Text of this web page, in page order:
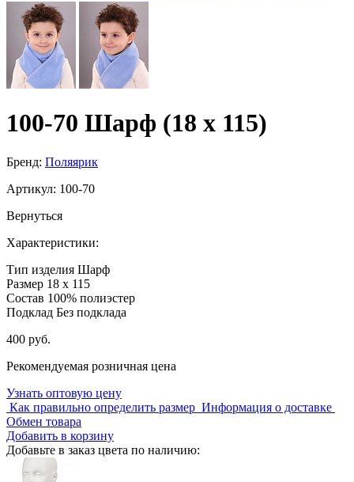
100-70 Шарф (18 x 115)
Бренд: Поляярик
Артикул: 100-70
Вернуться
Характеристики:
Тип изделия Шарф
Размер 18 x 115
Состав 100% полиэстер
Подклад Без подклада
400 руб.
Рекомендуемая розничная цена
Узнать оптовую цену
Как правильно определить размер Информация о доставке
Обмен товара
Добавить в корзину
Добавьте в заказ цвета по наличию: